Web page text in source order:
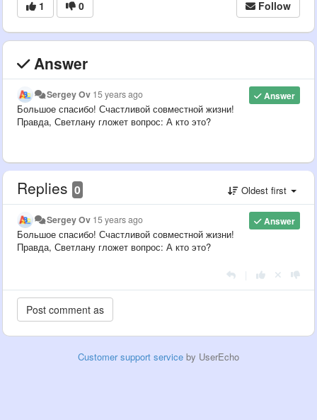
1 0 Follow
Answer
Answer
Sergey Ov 15 years ago
Большое спасибо! Счастливой совместной жизни!
Правда, Светлану гложет вопрос: А кто это?
Replies 0 Oldest first
Answer
Sergey Ov 15 years ago
Большое спасибо! Счастливой совместной жизни!
Правда, Светлану гложет вопрос: А кто это?
Customer support service by UserEcho